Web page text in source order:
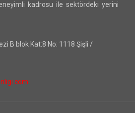
kadrosu ile sektördeki yerini
B blok Kat:8 No: 1118 Şişli /